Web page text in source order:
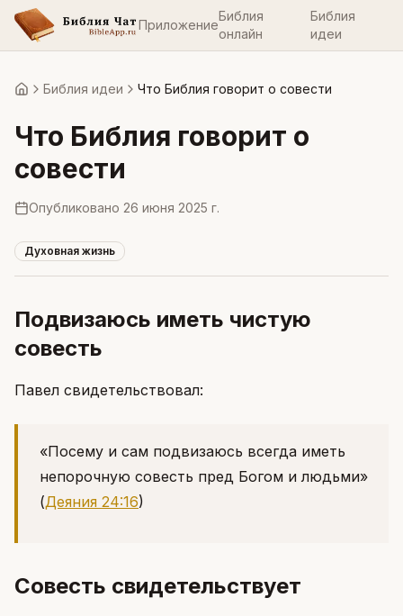
Приложение
Библия
онлайн
Библия
идеи
ГлавнаяБиблия идеи Что Библия говорит о совести
Что Библия говорит о
совести
Опубликовано 26 июня 2025 г.
Духовная жизнь
Подвизаюсь иметь чистую
совесть
Павел свидетельствовал:
«Посему и сам подвизаюсь всегда иметь
непорочную совесть пред Богом и людьми»
(Деяния 24:16)
Совесть свидетельствует